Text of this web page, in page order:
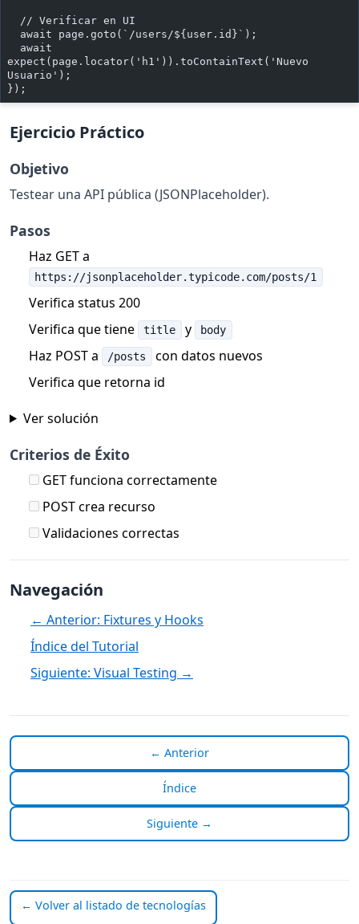
  // Verificar en UI
  await page.goto(`/users/${user.id}`);
expect(page.locator('h1')).toContainText('Nuevo
Usuario');
});
Ejercicio Práctico
Objetivo
Testear una API pública (JSONPlaceholder).
Pasos
Haz GET a
https://jsonplaceholder.typicode.com/posts/1
Verifica status 200
Verifica que tiene
title y body
Haz POST a /posts
con datos nuevos
Verifica que retorna id
Ver solución
Criterios de Éxito
GET funciona correctamente
POST crea recurso
Validaciones correctas
Navegación
← Anterior: Fixtures y Hooks
Índice del Tutorial
Siguiente: Visual Testing →
← Anterior
Índice
Siguiente →
← Volver al listado de tecnologías